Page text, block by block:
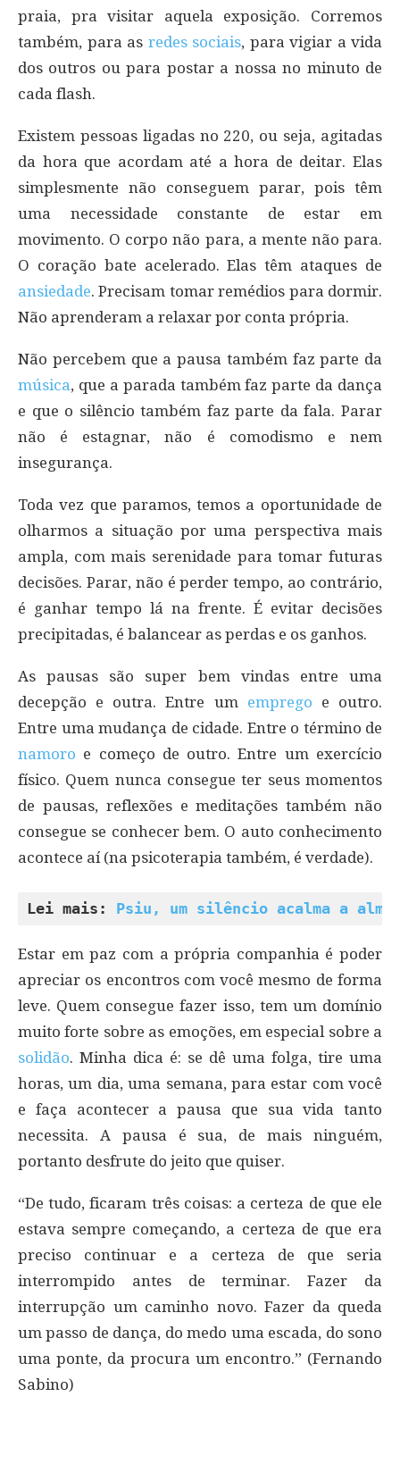
praia, pra visitar aquela exposição. Corremos
também, para as redes sociais, para vigiar a vida
dos outros ou para postar a nossa no minuto de
cada flash.
Existem pessoas ligadas no 220, ou seja, agitadas
da hora que acordam até a hora de deitar. Elas
simplesmente não conseguem parar, pois têm
uma necessidade constante de estar em
movimento. O corpo não para, a mente não para.
O coração bate acelerado. Elas têm ataques de
ansiedade. Precisam tomar remédios para dormir.
Não aprenderam a relaxar por conta própria.
Não percebem que a pausa também faz parte da
música, que a parada também faz parte da dança
e que o silêncio também faz parte da fala. Parar
não é estagnar, não é comodismo e nem
insegurança.
Toda vez que paramos, temos a oportunidade de
olharmos a situação por uma perspectiva mais
ampla, com mais serenidade para tomar futuras
decisões. Parar, não é perder tempo, ao contrário,
é ganhar tempo lá na frente. É evitar decisões
precipitadas, é balancear as perdas e os ganhos.
As pausas são super bem vindas entre uma
decepção e outra. Entre um emprego e outro.
Entre uma mudança de cidade. Entre o término de
namoro e começo de outro. Entre um exercício
físico. Quem nunca consegue ter seus momentos
de pausas, reflexões e meditações também não
consegue se conhecer bem. O auto conhecimento
acontece aí (na psicoterapia também, é verdade).
Lei mais: Psiu, um silêncio acalma a
Estar em paz com a própria companhia é poder
apreciar os encontros com você mesmo de forma
leve. Quem consegue fazer isso, tem um domínio
muito forte sobre as emoções, em especial sobre a
solidão. Minha dica é: se dê uma folga, tire uma
horas, um dia, uma semana, para estar com você
e faça acontecer a pausa que sua vida tanto
necessita. A pausa é sua, de mais ninguém,
portanto desfrute do jeito que quiser.
“De tudo, ficaram três coisas: a certeza de que ele
estava sempre começando, a certeza de que era
preciso continuar e a certeza de que seria
interrompido antes de terminar. Fazer da
interrupção um caminho novo. Fazer da queda
um passo de dança, do medo uma escada, do sono
uma ponte, da procura um encontro.” (Fernando
Sabino)